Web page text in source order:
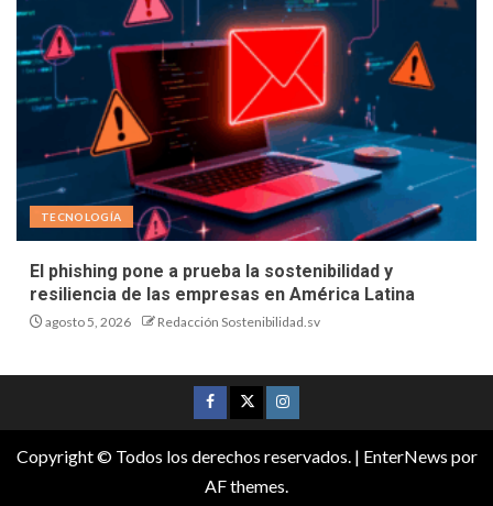
TECNOLOGÍA
El phishing pone a prueba la sostenibilidad y
resiliencia de las empresas en América Latina
agosto 5, 2026 Redacción Sostenibilidad.sv
Copyright © Todos los derechos reservados. | EnterNews por
AF themes.